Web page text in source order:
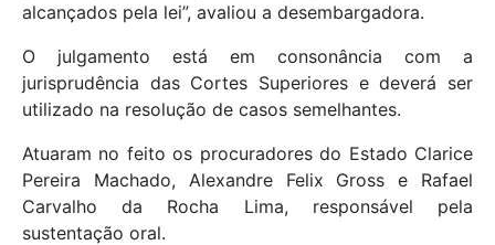
alcançados pela lei”, avaliou a desembargadora.
O julgamento está em consonância com a
jurisprudência das Cortes Superiores e deverá ser
utilizado na resolução de casos semelhantes.
Atuaram no feito os procuradores do Estado Clarice
Pereira Machado, Alexandre Felix Gross e Rafael
Carvalho da Rocha Lima, responsável pela
sustentação oral.